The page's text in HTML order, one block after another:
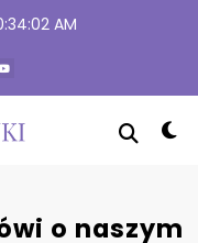
AM
o naszym